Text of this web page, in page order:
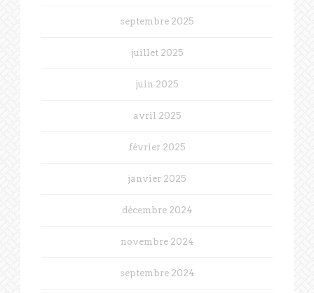
septembre 2025
juillet 2025
juin 2025
avril 2025
février 2025
janvier 2025
décembre 2024
novembre 2024
septembre 2024